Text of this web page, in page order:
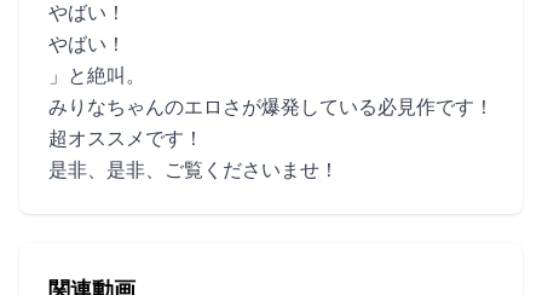
やばい！
やばい！
」と絶叫。
みりなちゃんのエロさが爆発している必見作です！
超オススメです！
是非、是非、ご覧くださいませ！
関連動画